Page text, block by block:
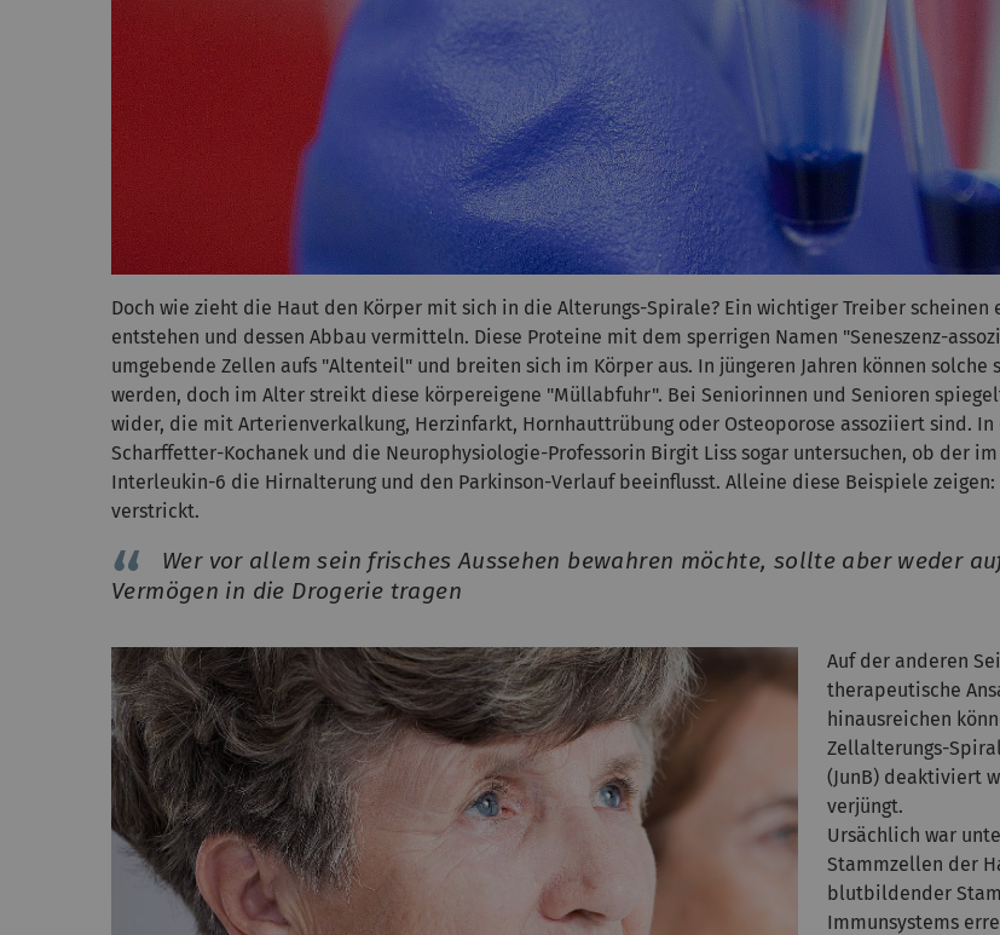
Doch wie zieht die Haut den Körper mit sich in die Alterungs-Spirale? Ein wichtiger Treiber
entstehen und dessen Abbau vermitteln. Diese Proteine mit dem sperrigen Namen "Seneszenz-
umgebende Zellen aufs "Altenteil" und breiten sich im Körper aus. In jüngeren Jahren können
werden, doch im Alter streikt diese körpereigene "Müllabfuhr". Bei Seniorinnen und Senioren
wider, die mit Arterienverkalkung, Herzinfarkt, Hornhauttrübung oder Osteoporose assoziiert sind.
Scharffetter-Kochanek und die Neurophysiologie-Professorin Birgit Liss sogar untersuchen, ob der
Interleukin-6 die Hirnalterung und den Parkinson-Verlauf beeinflusst. Alleine diese Beispiele zeigen:
verstrickt.
Wer vor allem sein frisches Aussehen bewahren möchte, sollte aber weder
Vermögen in die Drogerie tragen
Auf der anderen
therapeutische
hinausreichen
Zellalterungs-
(JunB) deaktiviert
verjüngt.
Ursächlich war
Stammzellen der
blutbildender
Immunsystems